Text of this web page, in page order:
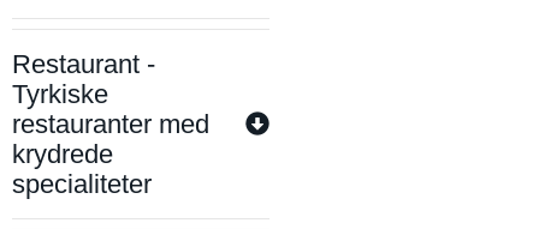
Restaurant -
Tyrkiske
restauranter med
krydrede
specialiteter